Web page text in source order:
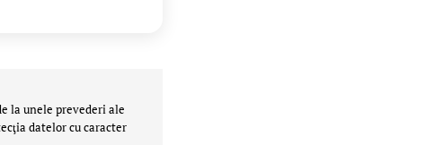
la unele prevederi ale
datelor cu caracter